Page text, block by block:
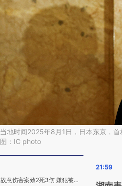
当地时间2025年8月1日，日本东京，首
图：IC photo
湖南耒阳发生一起故意伤害案致2死3伤 嫌犯被抓获
请务